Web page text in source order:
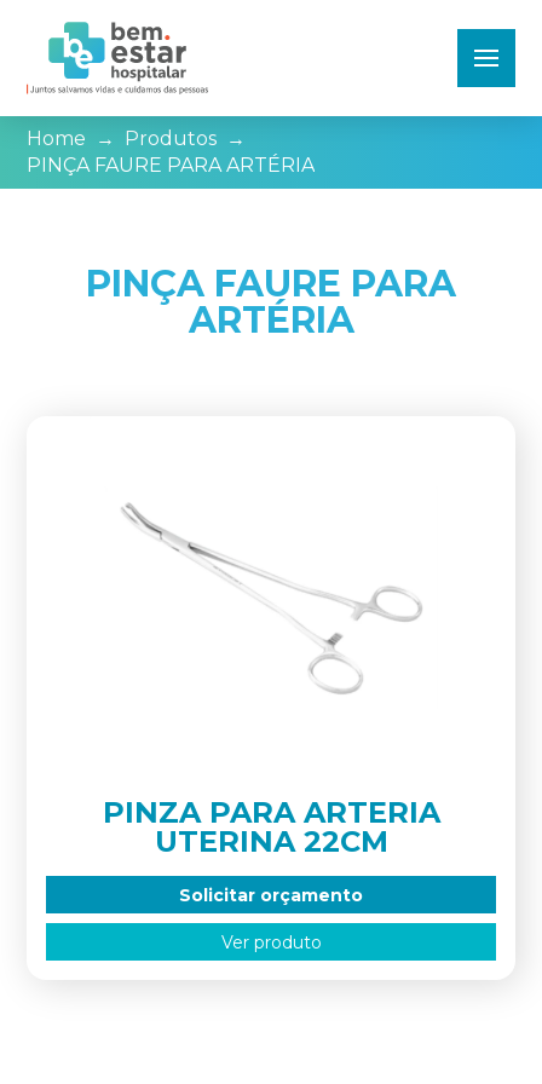
Home → Produtos →
PINÇA FAURE PARA ARTÉRIA
PINÇA FAURE PARA
ARTÉRIA
PINZA PARA ARTERIA
UTERINA 22CM
Solicitar orçamento
Ver produto